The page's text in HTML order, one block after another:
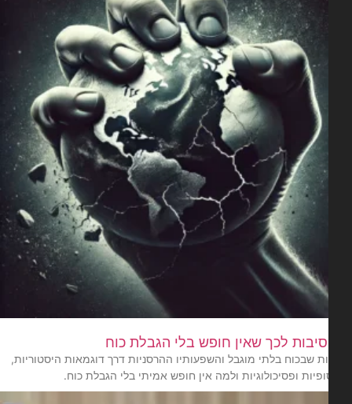
לכך שאין חופש בלי הגבלת כוח
שבכוח בלתי מוגבל והשפעותיו ההרסניות דרך דוגמאות היסטוריות,
ופסיכולוגיות ולמה אין חופש אמיתי בלי הגבלת כוח.